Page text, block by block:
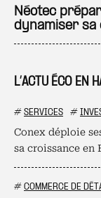
L’ACTU ÉCO EN
# SERVICES #
Conex déploie
sa croissance en
# COMMERCE DE
Néotec
dynamiser sa